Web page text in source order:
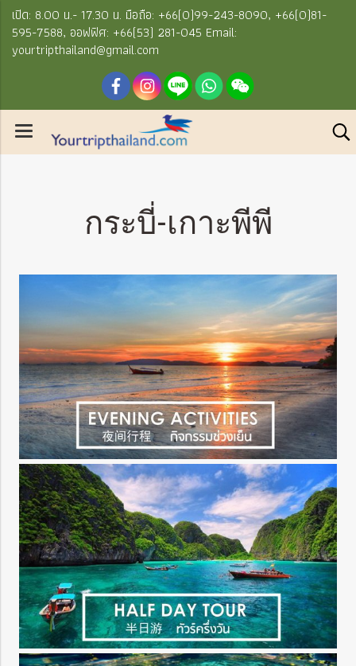
เปิด: 8.00 น.- 17.30 น. มือถือ: +66(0)99-243-8090, +66(0)81-
595-7588, ออฟฟิศ: +66(53) 281-045 Email:
yourtripthailand@gmail.com
กระบี่-เกาะพีพี